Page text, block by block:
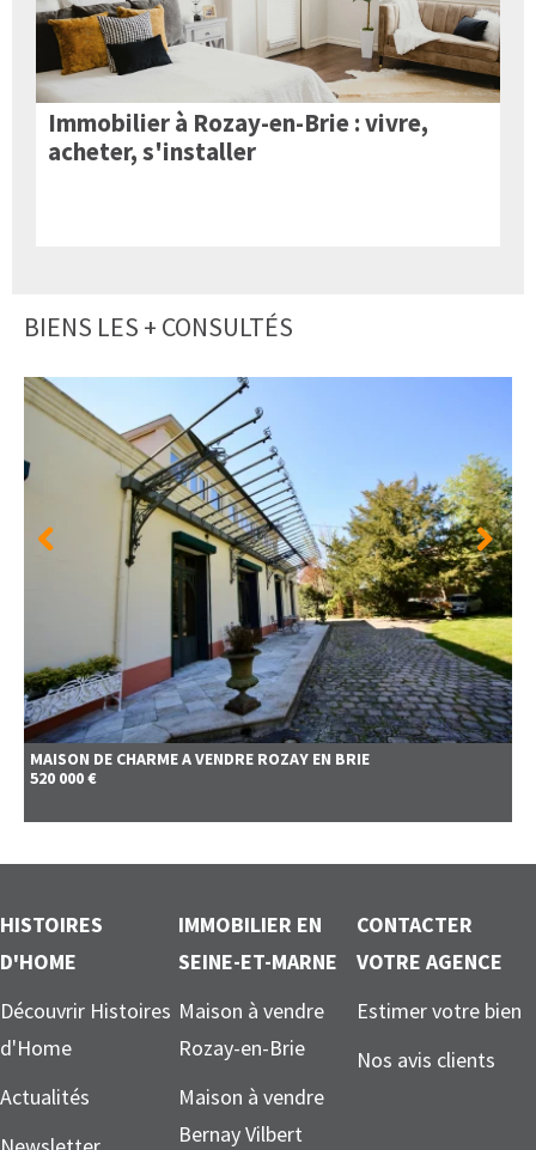
Immobilier à Rozay-en-Brie : vivre,
acheter, s'installer
BIENS LES + CONSULTÉS
MAISON DE CHARME A VENDRE ROZAY EN BRIE
520 000 €
HISTOIRES
D'HOME
Découvrir Histoires
d'Home
Actualités
IMMOBILIER EN
SEINE-ET-MARNE
Maison à vendre
Rozay-en-Brie
Maison à vendre
Bernay Vilbert
CONTACTER
VOTRE AGENCE
Estimer votre bien
Nos avis clients